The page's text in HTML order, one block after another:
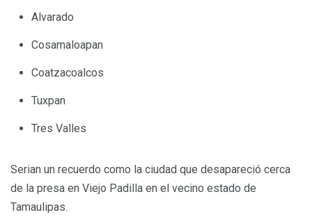
Alvarado
Cosamaloapan
Coatzacoalcos
Tuxpan
Tres Valles
Serian un recuerdo como la ciudad que desapareció cerca
de la presa en Viejo Padilla en el vecino estado de
Tamaulipas.